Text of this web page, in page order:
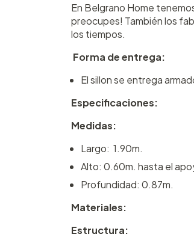
En Belgrano Home
preocupes! También los
los tiempos.
Forma de entrega:
El sillon se entrega
Especificaciones:
Medidas:
Largo: 1.90m.
Alto: 0.60m. hasta el
Profundidad: 0.87m.
Materiales:
Estructura: